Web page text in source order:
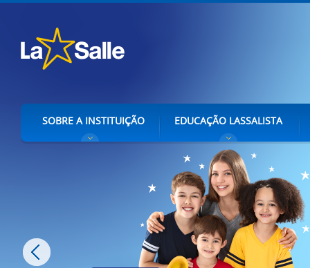
SOBRE A INSTITUIÇÃO EDUCAÇÃO LASSALISTA